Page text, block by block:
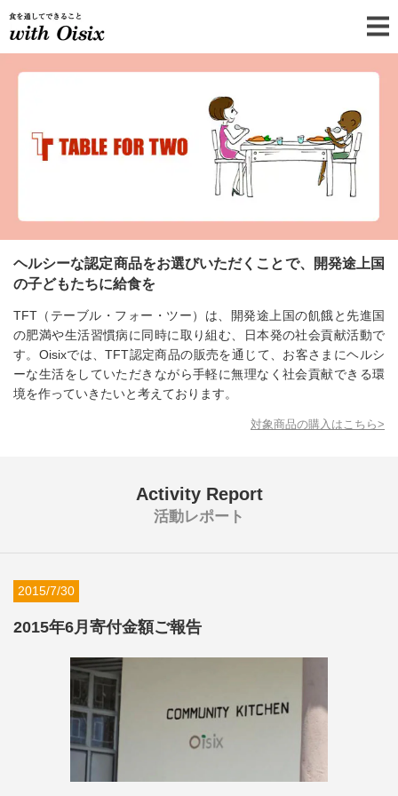
食を通してできることOisix の社
ヘルシーな認定商品をお選びいただくことで、開発途上国
の子どもたちに給食を
TFT（テーブル・フォー・ツー）は、開発途上国の飢餓と先進国
の肥満や生活習慣病に同時に取り組む、日本発の社会貢献活動で
す。Oisixでは、TFT認定商品の販売を通じて、お客さまにヘルシ
ーな生活をしていただきながら手軽に無理なく社会貢献できる環
境を作っていきたいと考えております。
対象商品の購入はこちら>
Activity Report
活動レポート
2015/7/30
2015年6月寄付金額ご報告